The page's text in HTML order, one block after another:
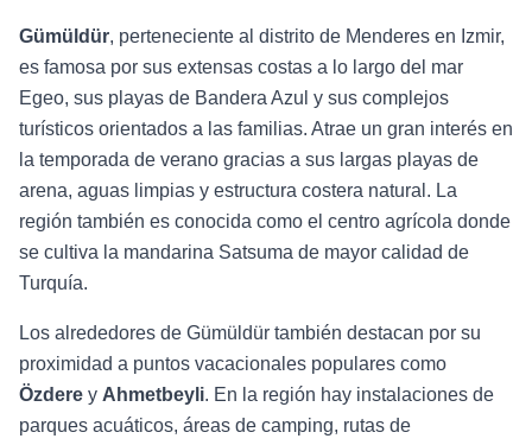
Gümüldür, perteneciente al distrito de Menderes en Izmir,
es famosa por sus extensas costas a lo largo del mar
Egeo, sus playas de Bandera Azul y sus complejos
turísticos orientados a las familias. Atrae un gran interés en
la temporada de verano gracias a sus largas playas de
arena, aguas limpias y estructura costera natural. La
región también es conocida como el centro agrícola donde
se cultiva la mandarina Satsuma de mayor calidad de
Turquía.
Los alrededores de Gümüldür también destacan por su
proximidad a puntos vacacionales populares como
Özdere y Ahmetbeyli. En la región hay instalaciones de
parques acuáticos, áreas de camping, rutas de